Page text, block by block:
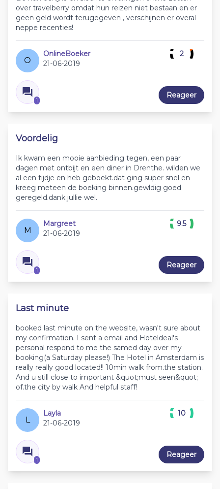
over travelberry omdat hun reizen niet bestaan en er
geen geld wordt terugegeven , verschijnen er overal
neppe recenties!
O
OnlineBoeker
21-06-2019
1
2
Reageer
Voordelig
Ik kwam een mooie aanbieding tegen, een paar
dagen met ontbijt en een diner in Drenthe. wilden we
al een tijdje en heb geboekt.dat ging super snel en
kreeg meteen de boeking binnen.gewldig goed
geregeld.dank jullie wel.
M
Margreet
21-06-2019
1
9.5
Reageer
Last minute
booked last minute on the website, wasn't sure about
my confirmation. I sent a email and Hoteldeal's
personal respond to me the samed day over my
booking(a Saturday please!) The Hotel in Amsterdam is
really really good located!! 10min walk from.the station.
And u still close to important &quot;must seen&quot;
of.the city by walk And helpful staff!
L
Layla
21-06-2019
1
10
Reageer